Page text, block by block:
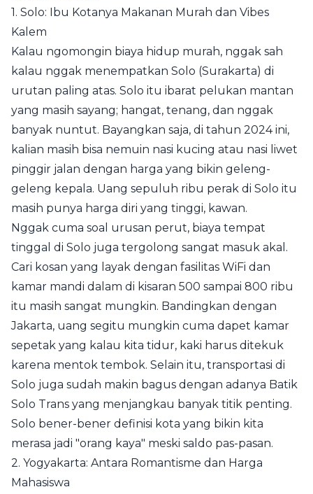
1. Solo: Ibu Kotanya Makanan Murah dan Vibes
Kalem
Kalau ngomongin biaya hidup murah, nggak sah
kalau nggak menempatkan Solo (Surakarta) di
urutan paling atas. Solo itu ibarat pelukan mantan
yang masih sayang; hangat, tenang, dan nggak
banyak nuntut. Bayangkan saja, di tahun 2024 ini,
kalian masih bisa nemuin nasi kucing atau nasi liwet
pinggir jalan dengan harga yang bikin geleng-
geleng kepala. Uang sepuluh ribu perak di Solo itu
masih punya harga diri yang tinggi, kawan.
Nggak cuma soal urusan perut, biaya tempat
tinggal di Solo juga tergolong sangat masuk akal.
Cari kosan yang layak dengan fasilitas WiFi dan
kamar mandi dalam di kisaran 500 sampai 800 ribu
itu masih sangat mungkin. Bandingkan dengan
Jakarta, uang segitu mungkin cuma dapet kamar
sepetak yang kalau kita tidur, kaki harus ditekuk
karena mentok tembok. Selain itu, transportasi di
Solo juga sudah makin bagus dengan adanya Batik
Solo Trans yang menjangkau banyak titik penting.
Solo bener-bener definisi kota yang bikin kita
merasa jadi "orang kaya" meski saldo pas-pasan.
2. Yogyakarta: Antara Romantisme dan Harga
Mahasiswa